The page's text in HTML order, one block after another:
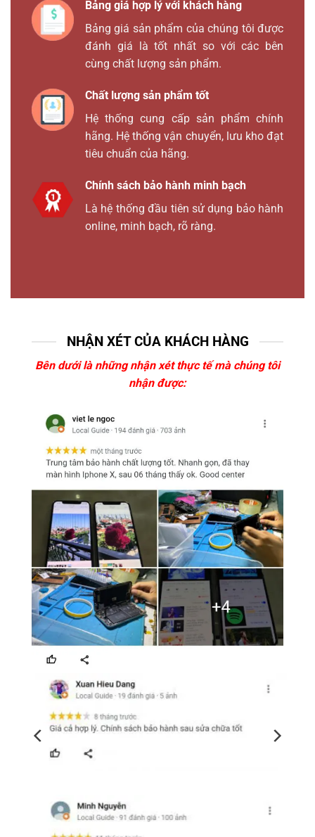
Bảng giá hợp lý với khách hàng
Bảng giá sản phẩm của chúng tôi được
đánh giá là tốt nhất so với các bên
cùng chất lượng sản phẩm.
Chất lượng sản phẩm tốt
Hệ thống cung cấp sản phẩm chính
hãng. Hệ thống vận chuyển, lưu kho đạt
tiêu chuẩn của hãng.
Chính sách bảo hành minh bạch
Là hệ thống đầu tiên sử dụng bảo hành
online, minh bạch, rõ ràng.
NHẬN XÉT CỦA KHÁCH HÀNG
Bên dưới là những nhận xét thực tế mà chúng tôi
nhận được: